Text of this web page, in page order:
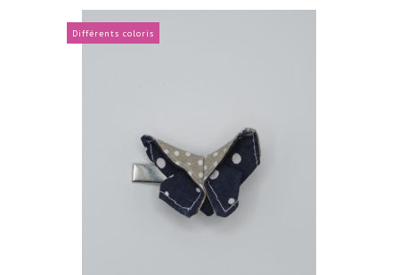
Différents coloris